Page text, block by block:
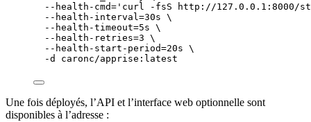
--health-cmd= ' curl -fsS http://127.0.0.1:8000/
--health-interval=30s \
--health-timeout=5s \
--health-retries=3 \
--health-start-period=20s \
-d
caronc/apprise:latest
Une fois déployés, l’API et l’interface web optionnelle sont
disponibles à l’adresse :